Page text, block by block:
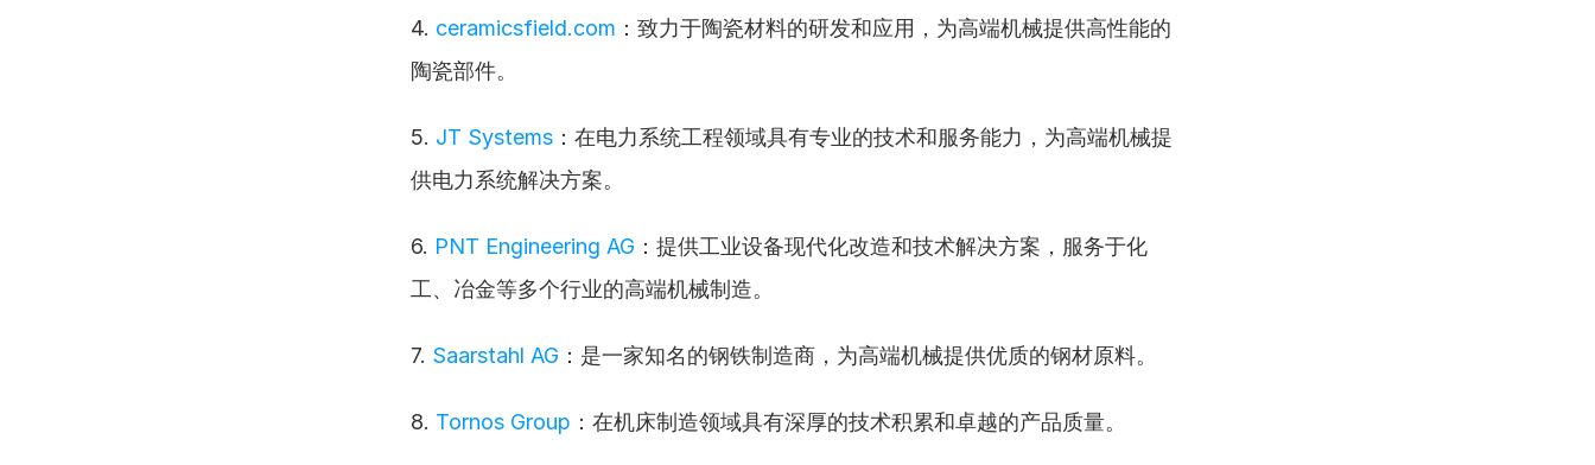
4. ceramicsfield.com ：致力于陶瓷材料的研发和应用，为高端机械提供高性能的
陶瓷部件。
5. JT Systems ：在电力系统工程领域具有专业的技术和服务能力，为高端机械提
供电力系统解决方案。
6. PNT Engineering AG ：提供工业设备现代化改造和技术解决方案，服务于化
工、冶金等多个行业的高端机械制造。
7. Saarstahl AG ：是一家知名的钢铁制造商，为高端机械提供优质的钢材原料。
8. Tornos Group ：在机床制造领域具有深厚的技术积累和卓越的产品质量。